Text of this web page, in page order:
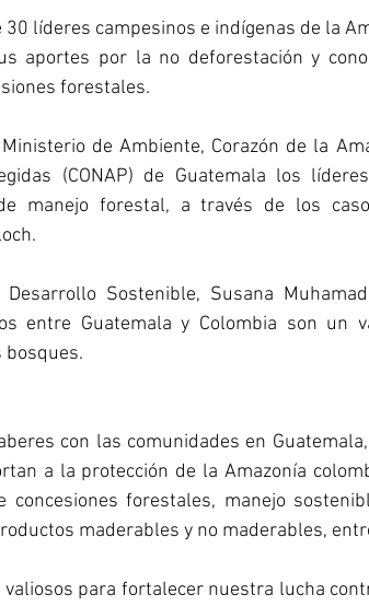
líderes campesinos e indígenas de la
aportes por la no deforestación y
forestales.
de Ambiente, Corazón de la
(CONAP) de Guatemala los
manejo forestal, a través de los
Sostenible, Susana
entre Guatemala y Colombia son un
bosques.
con las comunidades en
a la protección de la Amazonía
concesiones forestales, manejo
maderables y no maderables,
para fortalecer nuestra lucha